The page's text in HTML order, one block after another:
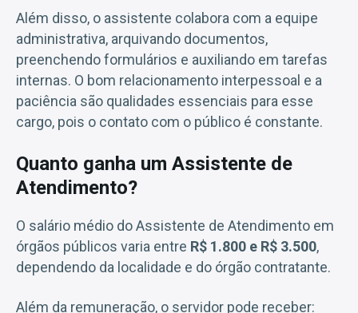
Além disso, o assistente colabora com a equipe
administrativa, arquivando documentos,
preenchendo formulários e auxiliando em tarefas
internas. O bom relacionamento interpessoal e a
paciência são qualidades essenciais para esse
cargo, pois o contato com o público é constante.
Quanto ganha um Assistente de
Atendimento?
O salário médio do Assistente de Atendimento em
órgãos públicos varia entre R$ 1.800 e R$ 3.500,
dependendo da localidade e do órgão contratante.
Além da remuneração, o servidor pode receber: